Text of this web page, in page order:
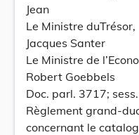
Jean
Le Ministre duTrésor,
Jacques Santer
Le Ministre de
Robert Goebbels
Doc. parl. 3717;
Règlement grand-
concernant le